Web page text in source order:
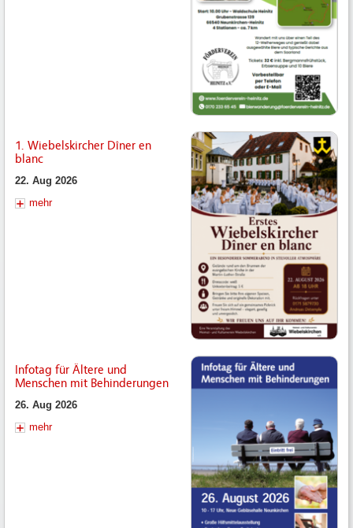
1. Wiebelskircher Dîner en
blanc
22. Aug 2026
mehr
Infotag für Ältere und
Menschen mit Behinderungen
26. Aug 2026
mehr